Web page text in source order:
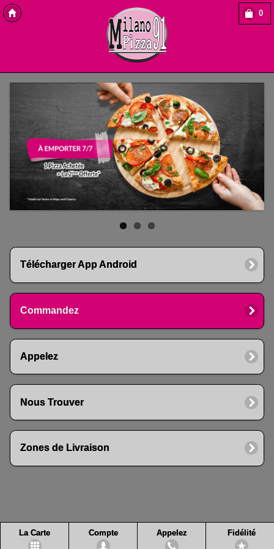
0
Télécharger App Android
Commandez
Appelez
Nous Trouver
Zones de Livraison
La Carte Compte Appelez Fidélité
Copyright Des-click